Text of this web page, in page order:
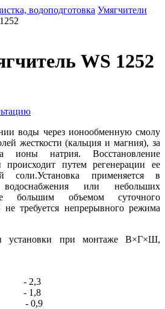
водоподготовка Умягчители
WS 1252
через ионообменную смолу
жесткости (кальция и магния), за
натрия. Восстановление
происходит путем регенерации ее
соли.Установка применяется в
или небольших
большим объемом суточного
не требуется непрерывного режима
установки при монтаже В×Г×Ш,
- 2,3
- 1,8
- 0,9